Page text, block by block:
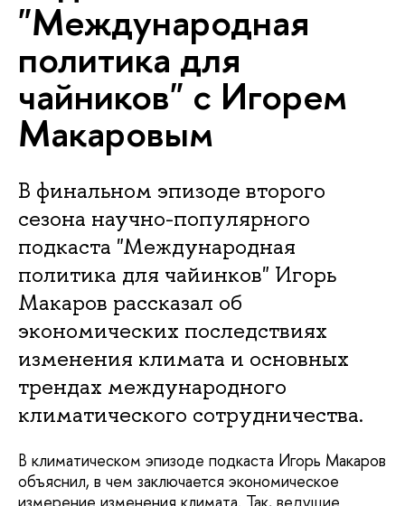
"Международная
политика для
чайников" с Игорем
Макаровым
В финальном эпизоде второго
сезона научно-популярного
подкаста "Международная
политика для чайинков" Игорь
Макаров рассказал об
экономических последствиях
изменения климата и основных
трендах международного
климатического сотрудничества.
В климатическом эпизоде подкаста Игорь Макаров
объяснил, в чем заключается экономическое